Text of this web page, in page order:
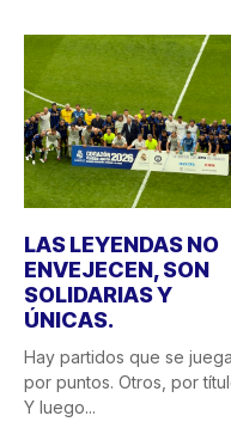
LAS LEYENDAS NO
ENVEJECEN, SON
SOLIDARIAS Y
ÚNICAS.
Hay partidos que se
por puntos. Otros, por
Y luego...